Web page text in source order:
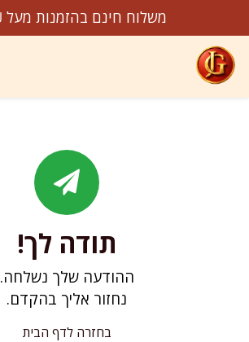
משלוח חינם בהזמנות מעל 299₪
תודה לך!
ההודעה שלך נשלחה.
נחזור אליך בהקדם.
בחזרה לדף הבית